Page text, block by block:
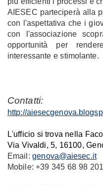
AIESEC parteciperà alla
con l'aspettativa che i
con l'associazione
opportunità per
interessante e stimolante.
Contatti:
http://
L'ufficio si trova nella
Via Vivaldi, 5, 16100,
Email:genova@aiesec.it
Mobile: +39 345 68 98 201